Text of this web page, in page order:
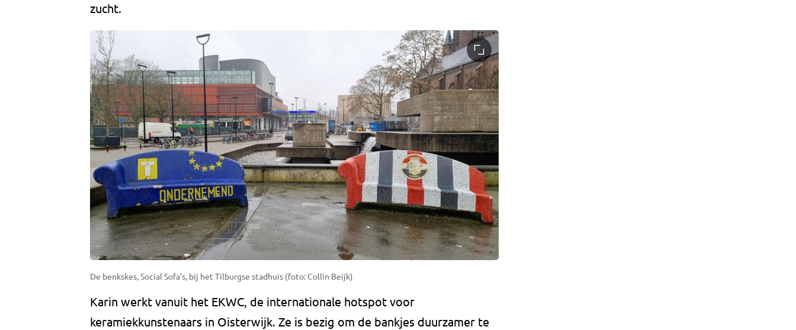
zucht.
De benkskes, Social Sofa's, bij het Tilburgse stadhuis (foto: Collin Beijk)
Karin werkt vanuit het EKWC, de internationale hotspot voor
keramiekkunstenaars in Oisterwijk. Ze is bezig om de bankjes duurzamer te